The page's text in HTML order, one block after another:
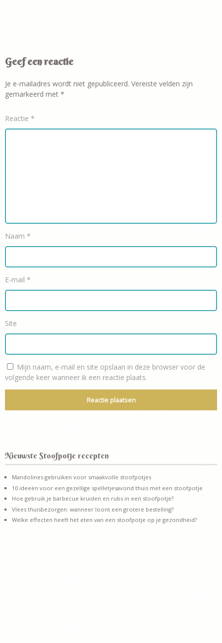
Geef een reactie
Je e-mailadres wordt niet gepubliceerd. Vereiste velden zijn
gemarkeerd met *
Reactie *
Naam *
E-mail *
Site
Mijn naam, e-mail en site opslaan in deze browser voor de
volgende keer wanneer ik een reactie plaats.
Nieuwste Stoofpotje recepten
Mandolines gebruiken voor smaakvolle stoofpotjes
10 ideeën voor een gezellige spelletjesavond thuis met een stoofpotje
Hoe gebruik je barbecue kruiden en rubs in een stoofpotje?
Vlees thuisbezorgen: wanneer loont een grotere bestelling?
Welke effecten heeft het eten van een stoofpotje op je gezondheid?